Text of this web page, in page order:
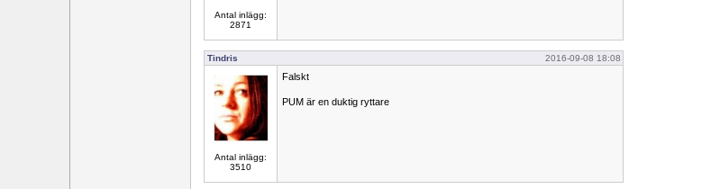
Antal inlägg:
2871
Tindris 2016-09-08 18:08
Antal inlägg:
3510
Falskt
PUM är en duktig ryttare